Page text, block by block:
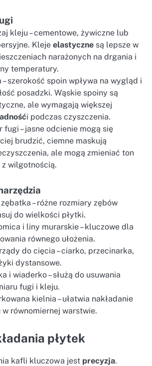
kleju – cementowe, żywiczne lub
Kleje elastyczne są lepsze w
narażonych na drgania i
temperatury.
– szerokość spoin wpływa na wygląd i
posadzki. Wąskie spoiny są
ale wymagają większej
i podczas czyszczenia.
fugi – jasne odcienie mogą się
brudzić, ciemne maskują
ale mogą zmieniać ton
z wilgotnością.
– różne rozmiary zębów
do wielkości płytki.
i liny murarskie – kluczowe dla
równego ułożenia.
do cięcia – ciarko, przecinarka,
dystansowe.
i wiaderko – służą do usuwania
fugi i kleju.
kielnia – ułatwia nakładanie
w równomiernej warstwie.
płytek
kafli kluczowa jest precyzja.